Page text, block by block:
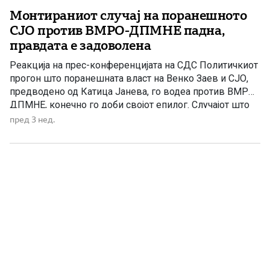
Монтираниот случај на поранешното
СЈО против ВМРО-ДПМНЕ падна,
правдата е задоволена
Реакција на прес-конференцијата на СДС Политичкиот
прогон што поранешната власт на Венко Заев и СЈО,
предводено од Катица Јанева, го водеа против ВМРО-
ДПМНЕ, конечно го доби својот епилог. Случајот што
го водеше Ленче Ристоска, и покрај тоа што имаше
политички конструкции и правни лавиринти. Со падот
пред 3 нед.